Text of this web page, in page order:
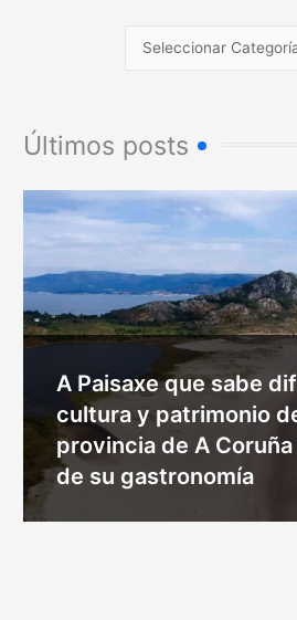
Últimos posts
A Paisaxe que sabe
cultura y patrimonio
provincia de A
de su gastronomía